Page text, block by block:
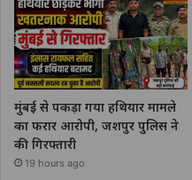
मुंबई से पकड़ा गया हथियार मामले
का फरार आरोपी, जशपुर पुलिस ने
की गिरफ्तारी
19 hours ago